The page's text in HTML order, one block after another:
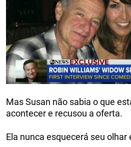
Mas Susan não sabia o que
acontecer e recusou a oferta.
Ela nunca esquecerá seu olhar